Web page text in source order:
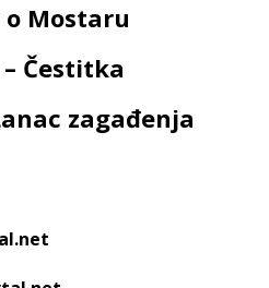
o Mostaru
– Čestitka
zagađenja